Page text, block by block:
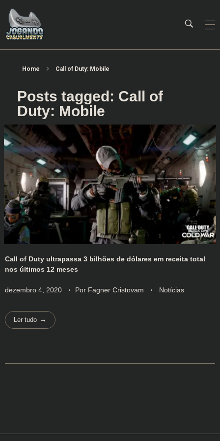
Home Call of Duty: Mobile
Posts tagged: Call of
Duty: Mobile
Call of Duty ultrapassa 3 bilhões de dólares em receita total
nos últimos 12 meses
dezembro 4, 2020 Por Fagner Cristovam Notícias
Ler tudo